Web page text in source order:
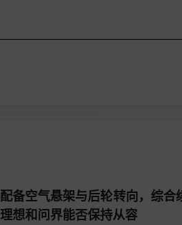
配备空气悬架与后轮转向，综
理想和问界能否保持从容